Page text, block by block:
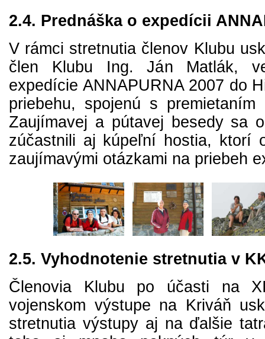
2.4. Prednáška o expedícii
V rámci stretnutia členov Klubu
člen Klubu Ing. Ján Matlák,
expedície ANNAPURNA 2007 do
priebehu, spojenú s premietaním
Zaujímavej a pútavej besedy sa
zúčastnili aj kúpeľní hostia, ktorí
zaujímavými otázkami na priebeh
2.5. Vyhodnotenie stretnutia v
Členovia Klubu po účasti na
vojenskom výstupe na Kriváň
stretnutia výstupy aj na ďalšie